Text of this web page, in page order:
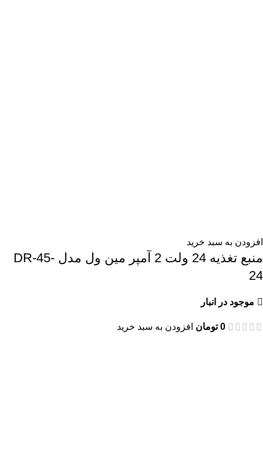
افزودن به سبد خرید
منبع تغذیه 24 ولت 2 آمپر مین ول مدل DR-45-
24
موجود در انبار
0 تومان افزودن به سبد خرید